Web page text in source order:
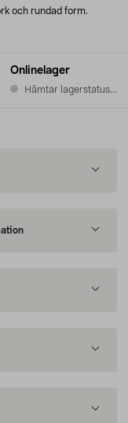
Onlinelager
Hämtar lagerstatus...
och rundad form.